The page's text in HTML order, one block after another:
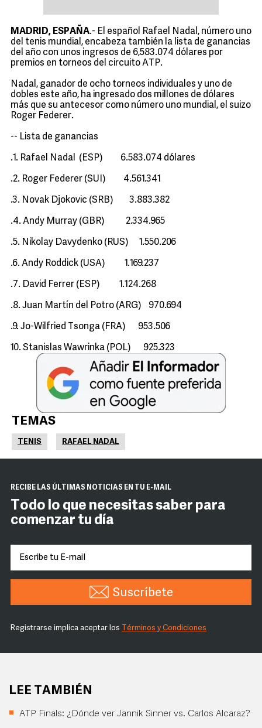
MADRID, ESPAÑA.- El español Rafael Nadal, número uno
del tenis mundial, encabeza también la lista de ganancias
del año con unos ingresos de 6,583.074 dólares por
premios en torneos del circuito ATP.
Nadal, ganador de ocho torneos individuales y uno de
dobles este año, ha ingresado dos millones de dólares
más que su antecesor como número uno mundial, el suizo
Roger Federer.
-- Lista de ganancias
.1. Rafael Nadal (ESP) 6.583.074 dólares
.2. Roger Federer (SUI) 4.561.341
.3. Novak Djokovic (SRB) 3.883.382
.4. Andy Murray (GBR) 2.334.965
.5. Nikolay Davydenko (RUS) 1.550.206
.6. Andy Roddick (USA) 1.169.237
.7. David Ferrer (ESP) 1.124.268
.8. Juan Martín del Potro (ARG) 970.694
.9. Jo-Wilfried Tsonga (FRA) 953.506
10. Stanislas Wawrinka (POL) 925.323
TEMAS
TENIS RAFAEL NADAL
RECIBE LAS ÚLTIMAS NOTICIAS EN TU E-MAIL
Todo lo que necesitas saber para
comenzar tu día
Suscríbete
Registrarse implica aceptar los Términos y Condiciones
LEE TAMBIÉN
ATP Finals: ¿Dónde ver Jannik Sinner vs. Carlos Alcaraz?